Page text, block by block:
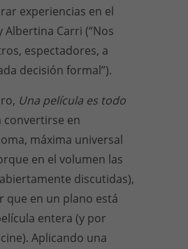
experiencias en el
Albertina Carri (“Nos
espectadores, a
decisión formal”).
Una película es todo
convertirse en
máxima universal
en el volumen las
discutidas),
que en un plano está
entera (y por
Aplicando una